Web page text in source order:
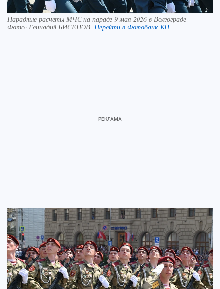
Парадные расчеты МЧС на параде 9 мая 2026 в Волгограде
Фото: Геннадий БИСЕНОВ. Перейти в Фотобанк КП